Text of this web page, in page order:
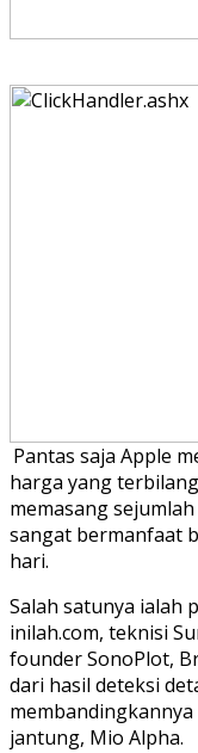
Pantas saja Apple
harga yang
memasang
sangat bermanfaat
hari.
Salah satunya ialah
inilah.com, teknisi
founder SonoPlot,
dari hasil deteksi
jantung, Mio Alpha.